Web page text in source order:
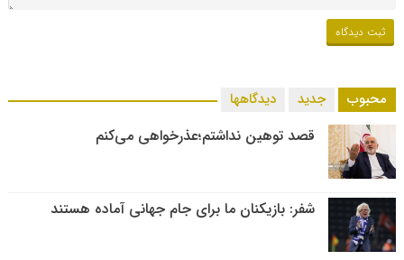
محبوب جدید دیدگاهها
قصد توهین نداشتم؛عذرخواهی می‌کنم
شفر: بازیکنان ما برای جام جهانی آماده هستند